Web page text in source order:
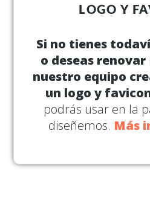
LOGO Y
Si no tienes
o deseas renovar
nuestro equipo
un logo y
podrás usar en la
diseñemos. Más